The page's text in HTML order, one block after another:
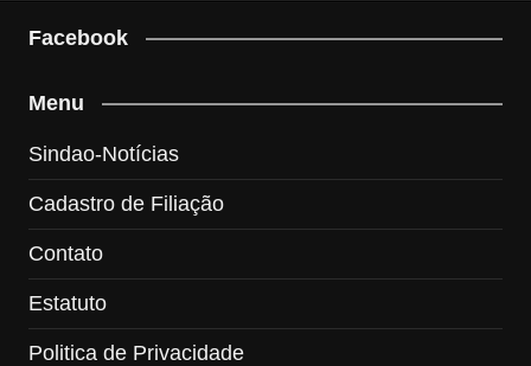
Facebook
Menu
Sindao-Notícias
Cadastro de Filiação
Contato
Estatuto
Politica de Privacidade